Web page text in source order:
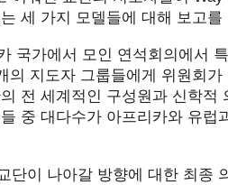
세 가지 모델들에 대해 보고를
국가에서 모인 연석회의에서
의 지도자 그룹들에게 위원회
전 세계적인 구성원과 신학적
중 대다수가 아프리카와 유럽
단이 나아갈 방향에 대한 최종